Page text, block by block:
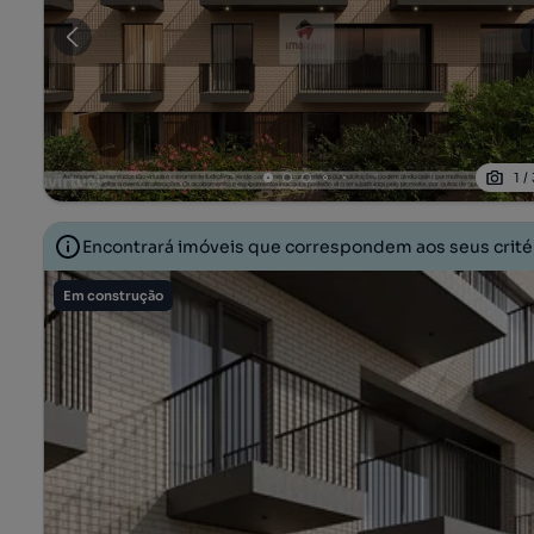
1 /
Encontrará imóveis que correspondem aos seus
Em construção